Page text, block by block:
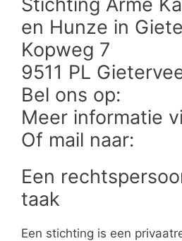
en Hunze in
Kopweg 7
9511 PL
Bel ons op:
Meer informatie
Of mail naar:
Een
taak
Een stichting is een